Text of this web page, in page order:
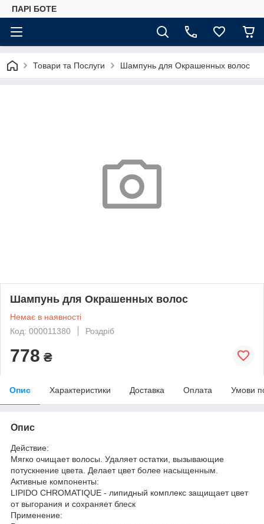
ПАРІ БОТЕ
Товари та Послуги Шампунь для Окрашенных волос
Шампунь для Окрашенных волос
Немає в наявності
Код: 000011380
Роздріб
778 ₴
Опис Характеристики Доставка Оплата Умови
Опис
Действие:
Мягко очищает волосы. Удаляет остатки, вызывающие
потускнение цвета. Делает цвет более насыщенным.
Активные компоненты:
LIPIDO CHROMATIQUE - липидный комплекс защищает цвет
от выгорания и сохраняет блеск
Применение: